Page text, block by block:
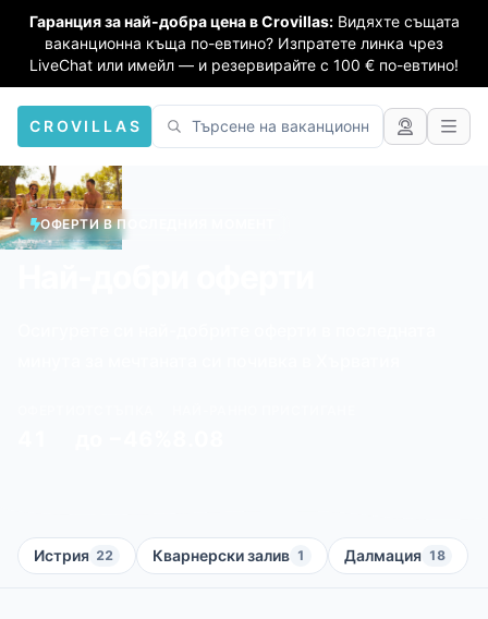
Гаранция за най-добра цена в Crovillas: Видяхте същата
ваканционна къща по-евтино? Изпратете линка чрез
LiveChat или имейл — и резервирайте с 100 € по-евтино!
CROVILLAS
ОФЕРТИ В ПОСЛЕДНИЯ МОМЕНТ
Истрия 22 Кварнерски залив 1 Далмация 18